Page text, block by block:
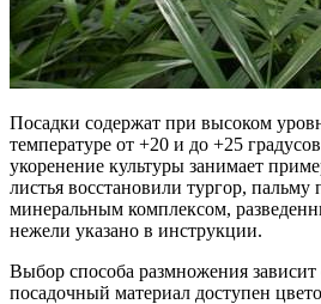
Посадки содержат при высоком
температуре от +20 и до +25
укоренение культуры занимает
листья восстановили тургор,
минеральным комплексом,
нежели указано в инструкции.
Выбор способа размножения зависит
посадочный материал доступен